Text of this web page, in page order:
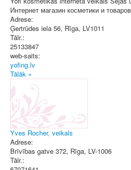
Интернет магазин косметики и
Adrese:
Ģertrūdes iela 56, Rīga, LV1011
Tālr.:
25133847
web-saits:
yofing.lv
Tālāk »
Yves Rocher, veikals
Adrese:
Brīvības gatve 372, Rīga, LV-1006
Tālr.: